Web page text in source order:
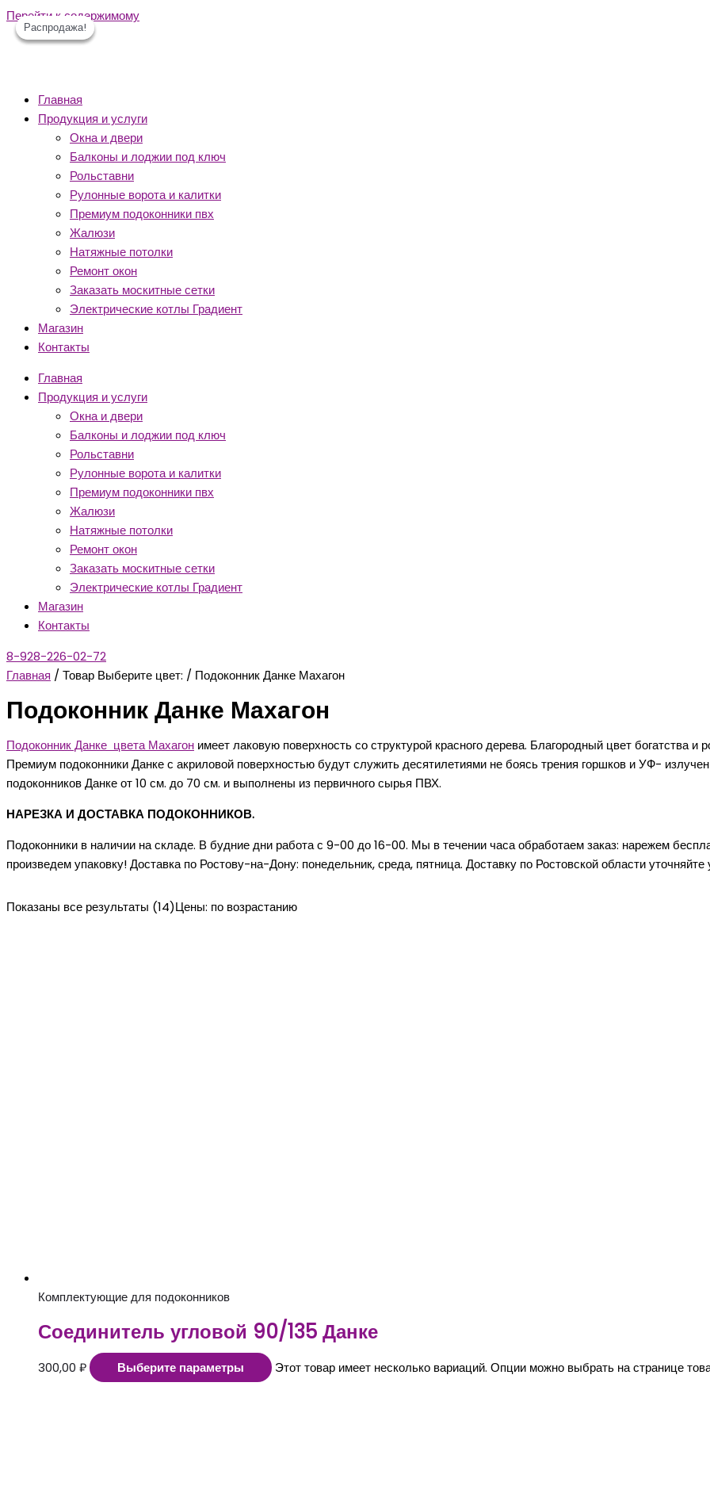
Перейти к содержимому
Главная
Продукция и услуги
Окна и двери
Балконы и лоджии под ключ
Рольставни
Рулонные ворота и калитки
Премиум подоконники пвх
Жалюзи
Натяжные потолки
Ремонт окон
Заказать москитные сетки
Электрические котлы Градиент
Магазин
Контакты
Главная
Продукция и услуги
Окна и двери
Балконы и лоджии под ключ
Рольставни
Рулонные ворота и калитки
Премиум подоконники пвх
Жалюзи
Натяжные потолки
Ремонт окон
Заказать москитные сетки
Электрические котлы Градиент
Магазин
Контакты
8-928-226-02-72
Главная / Товар Выберите цвет: / Подоконник Данке Махагон
Подоконник Данке Махагон
Подоконник Данке цвета Махагон имеет лаковую поверхность со структурой красного дерева. Благородный цвет богатства и
Премиум подоконники Данке с акриловой поверхностью будут служить десятилетиями не боясь трения горшков и УФ-
подоконников Данке от 10 см. до 70 см. и выполнены из первичного сырья ПВХ.
НАРЕЗКА И ДОСТАВКА ПОДОКОННИКОВ.
Подоконники в наличии на складе. В будние дни работа с 9-00 до 16-00. Мы в течении часа обработаем заказ: нарежем
произведем упаковку! Доставка по Ростову-на-Дону: понедельник, среда, пятница. Доставку по Ростовской области
Показаны все результаты (14)Цены: по возрастанию
Комплектующие для подоконников
Соединитель угловой 90/135 Данке
300,00 ₽ Выберите параметры Этот товар имеет несколько вариаций. Опции можно выбрать на странице
Распродажа!
Распродажа!
Распродажа!